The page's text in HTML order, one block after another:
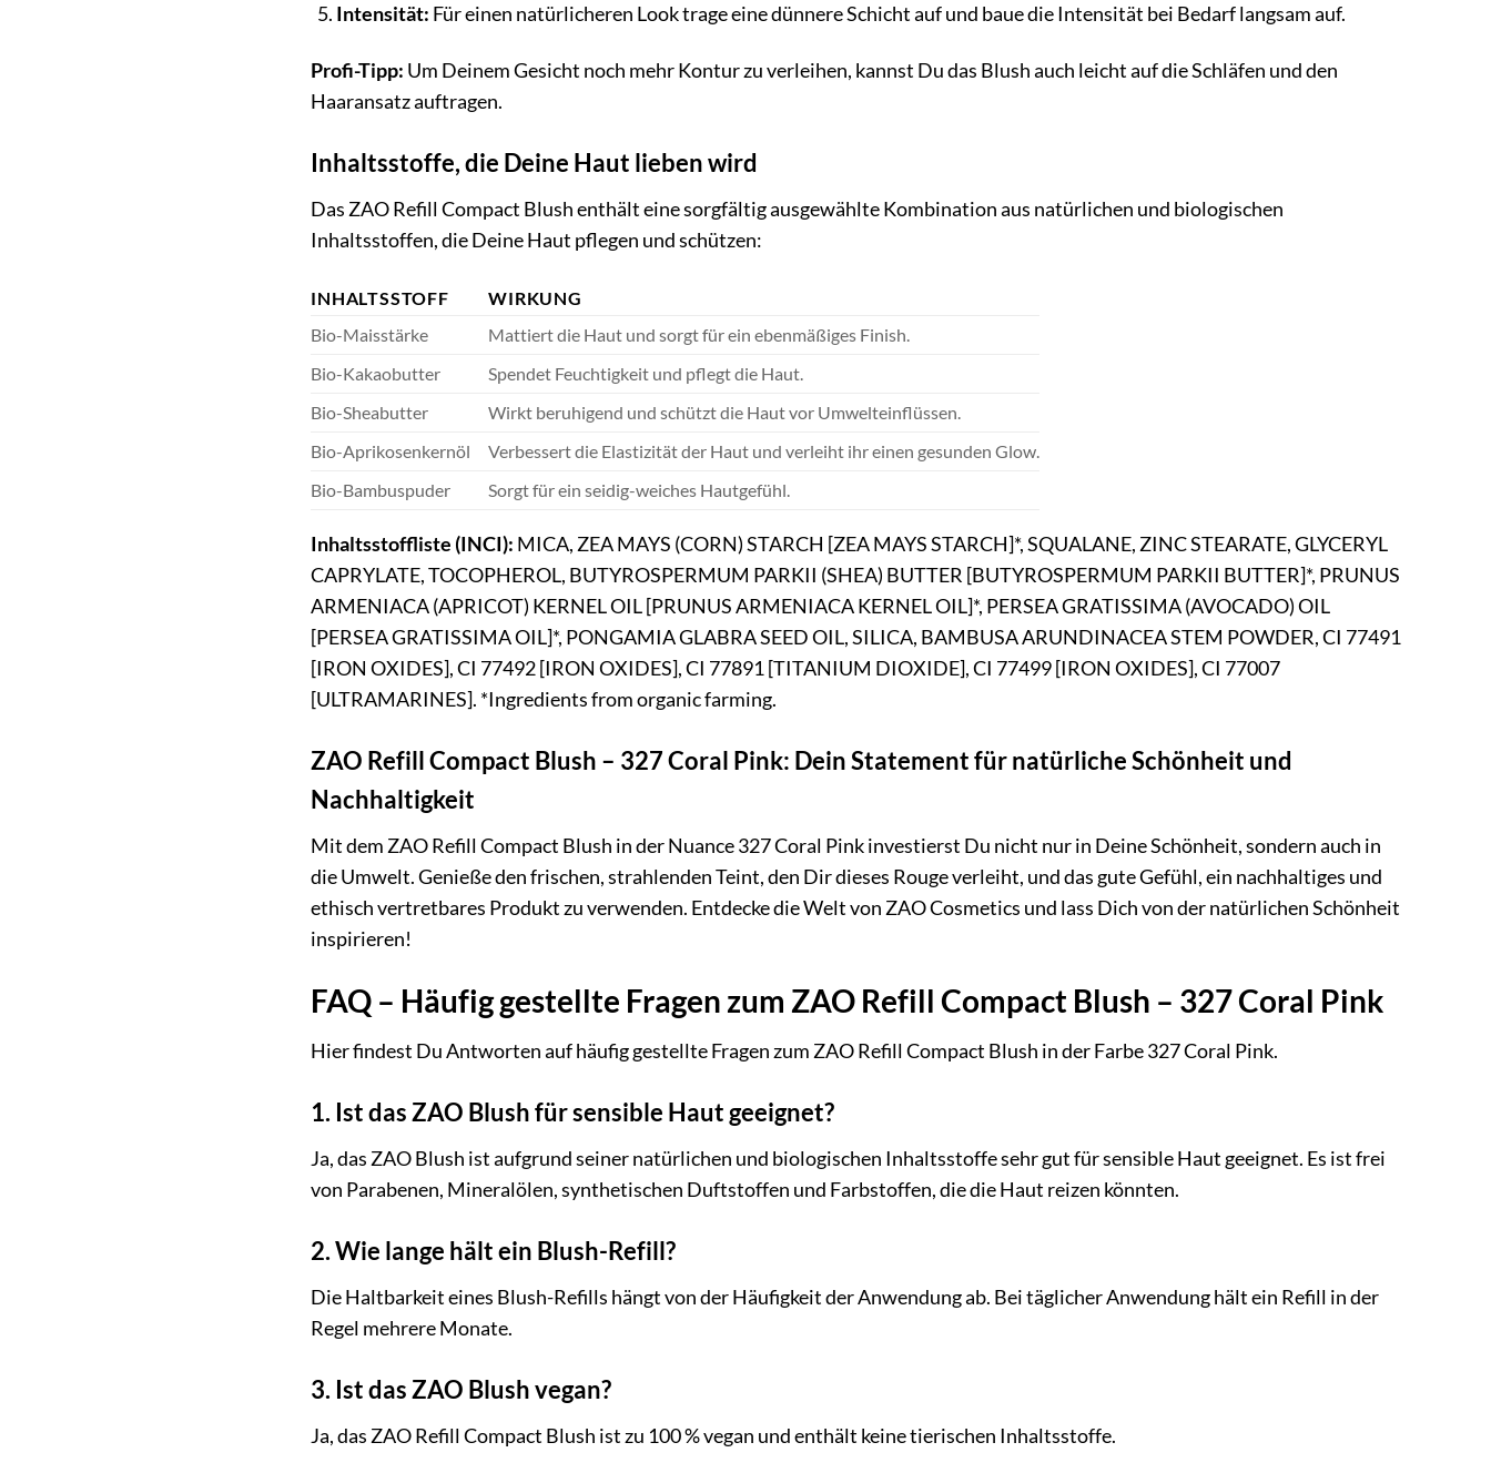
Intensität: Für einen natürlicheren Look trage eine dünnere Schicht auf und baue die Intensität bei Bedarf langsam auf.
Profi-Tipp: Um Deinem Gesicht noch mehr Kontur zu verleihen, kannst Du das Blush auch leicht auf die Schläfen und den
Haaransatz auftragen.
Inhaltsstoffe, die Deine Haut lieben wird
Das ZAO Refill Compact Blush enthält eine sorgfältig ausgewählte Kombination aus natürlichen und biologischen
Inhaltsstoffen, die Deine Haut pflegen und schützen:
INHALTSSTOFF
WIRKUNG
Bio-Maisstärke
Mattiert die Haut und sorgt für ein ebenmäßiges Finish.
Bio-Kakaobutter
Spendet Feuchtigkeit und pflegt die Haut.
Bio-Sheabutter
Wirkt beruhigend und schützt die Haut vor Umwelteinflüssen.
Bio-Aprikosenkernöl
Verbessert die Elastizität der Haut und verleiht ihr einen gesunden Glow.
Bio-Bambuspuder
Sorgt für ein seidig-weiches Hautgefühl.
Inhaltsstoffliste (INCI): MICA, ZEA MAYS (CORN) STARCH [ZEA MAYS STARCH]*, SQUALANE, ZINC STEARATE, GLYCERYL
CAPRYLATE, TOCOPHEROL, BUTYROSPERMUM PARKII (SHEA) BUTTER [BUTYROSPERMUM PARKII BUTTER]*, PRUNUS
ARMENIACA (APRICOT) KERNEL OIL [PRUNUS ARMENIACA KERNEL OIL]*, PERSEA GRATISSIMA (AVOCADO) OIL
[PERSEA GRATISSIMA OIL]*, PONGAMIA GLABRA SEED OIL, SILICA, BAMBUSA ARUNDINACEA STEM POWDER, CI 77491
[IRON OXIDES], CI 77492 [IRON OXIDES], CI 77891 [TITANIUM DIOXIDE], CI 77499 [IRON OXIDES], CI 77007
[ULTRAMARINES]. *Ingredients from organic farming.
ZAO Refill Compact Blush – 327 Coral Pink: Dein Statement für natürliche Schönheit und
Nachhaltigkeit
Mit dem ZAO Refill Compact Blush in der Nuance 327 Coral Pink investierst Du nicht nur in Deine Schönheit, sondern auch in
die Umwelt. Genieße den frischen, strahlenden Teint, den Dir dieses Rouge verleiht, und das gute Gefühl, ein nachhaltiges und
ethisch vertretbares Produkt zu verwenden. Entdecke die Welt von ZAO Cosmetics und lass Dich von der natürlichen Schönheit
inspirieren!
FAQ – Häufig gestellte Fragen zum ZAO Refill Compact Blush – 327 Coral Pink
Hier findest Du Antworten auf häufig gestellte Fragen zum ZAO Refill Compact Blush in der Farbe 327 Coral Pink.
1. Ist das ZAO Blush für sensible Haut geeignet?
Ja, das ZAO Blush ist aufgrund seiner natürlichen und biologischen Inhaltsstoffe sehr gut für sensible Haut geeignet. Es ist frei
von Parabenen, Mineralölen, synthetischen Duftstoffen und Farbstoffen, die die Haut reizen könnten.
2. Wie lange hält ein Blush-Refill?
Die Haltbarkeit eines Blush-Refills hängt von der Häufigkeit der Anwendung ab. Bei täglicher Anwendung hält ein Refill in der
Regel mehrere Monate.
3. Ist das ZAO Blush vegan?
Ja, das ZAO Refill Compact Blush ist zu 100 % vegan und enthält keine tierischen Inhaltsstoffe.